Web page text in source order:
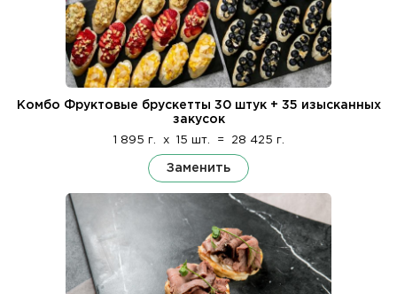
Комбо Фруктовые брускетты 30 штук + 35 изысканных
закусок
1 895 г. x 15 шт. = 28 425 г.
Заменить